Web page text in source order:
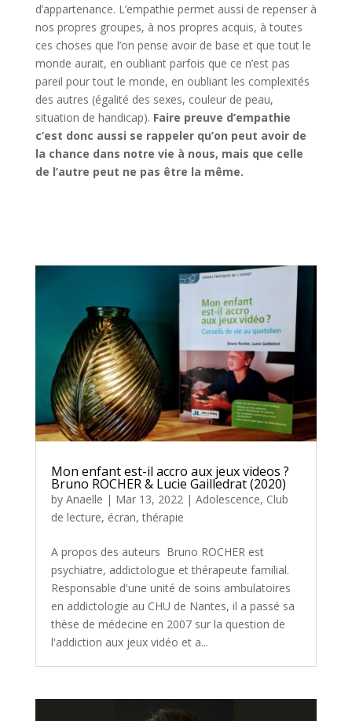
d’appartenance. L’empathie permet aussi de repenser à
nos propres groupes, à nos propres acquis, à toutes
ces choses que l’on pense avoir de base et que tout le
monde aurait, en oubliant parfois que ce n’est pas
pareil pour tout le monde, en oubliant les complexités
des autres (égalité des sexes, couleur de peau,
situation de handicap). Faire preuve d’empathie
c’est donc aussi se rappeler qu’on peut avoir de
la chance dans notre vie à nous, mais que celle
de l’autre peut ne pas être la même.
Mon enfant est-il accro aux jeux videos ?
Bruno ROCHER & Lucie Gailledrat (2020)
by Anaelle | Mar 13, 2022| Adolescence, Club
de lecture, écran,thérapie
A propos des auteurs Bruno ROCHER est
psychiatre, addictologue et thérapeute familial.
Responsable d'une unité de soins ambulatoires
en addictologie au CHU de Nantes, il a passé sa
thèse de médecine en 2007 sur la question de
l'addiction aux jeux vidéo et a...